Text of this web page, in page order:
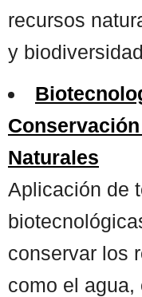
recursos
y
Naturales
Aplicación de
conservar los
como el